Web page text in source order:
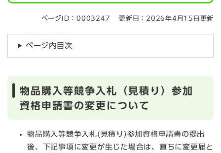
ページID：0003247 更新日：2026年4月15日更新
ページ内目次
物品購入等競争入札（見積り）参加
資格申請書の変更について
物品購入等競争入札(見積り)参加資格申請書の提出
後、下記事項に変更が生じた場合は、直ちに変更届と